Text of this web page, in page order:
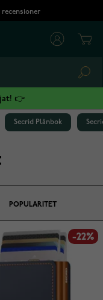
👉
Secrid Plånbok
-22%